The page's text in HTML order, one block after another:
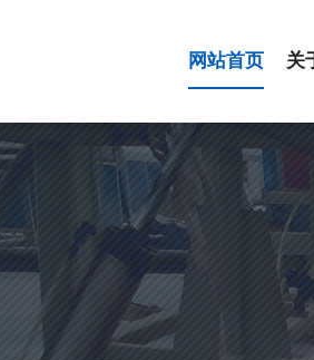
网站首页 关